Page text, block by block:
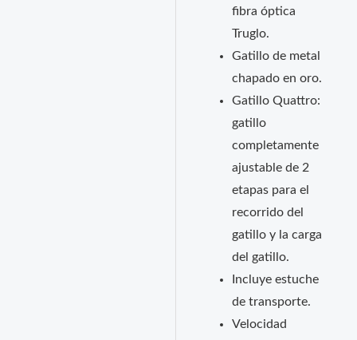
fibra óptica
Truglo.
Gatillo de metal
chapado en oro.
Gatillo Quattro:
gatillo
completamente
ajustable de 2
etapas para el
recorrido del
gatillo y la carga
del gatillo.
Incluye estuche
de transporte.
Velocidad